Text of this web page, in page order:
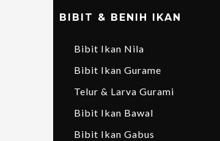
BIBIT & BENIH IKAN
Bibit Ikan Nila
Bibit Ikan Gurame
Telur & Larva Gurami
Bibit Ikan Bawal
Bibit Ikan Gabus